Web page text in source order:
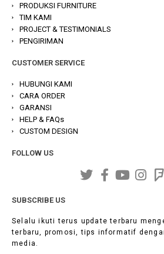
PRODUKSI FURNITURE
TIM KAMI
PROJECT & TESTIMONIALS
PENGIRIMAN
CUSTOMER SERVICE
HUBUNGI KAMI
CARA ORDER
GARANSI
HELP & FAQs
CUSTOM DESIGN
FOLLOW US
SUBSCRIBE US
Selalu ikuti terus update terbaru
terbaru, promosi, tips informatif
media.